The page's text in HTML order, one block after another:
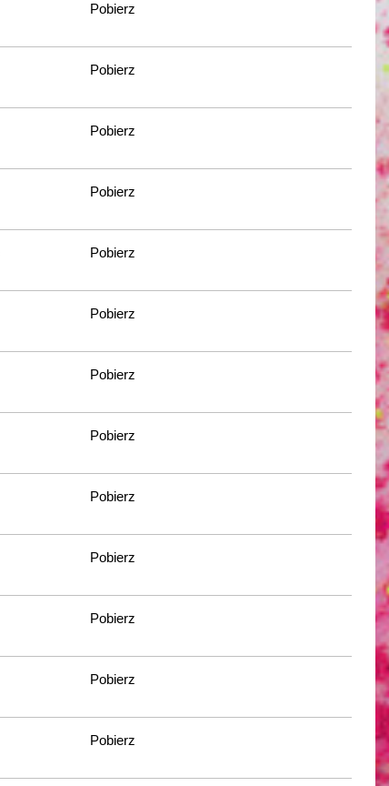
Pobierz
Pobierz
Pobierz
Pobierz
Pobierz
Pobierz
Pobierz
Pobierz
Pobierz
Pobierz
Pobierz
Pobierz
Pobierz